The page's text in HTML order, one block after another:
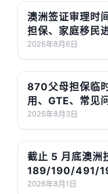
澳洲签证审理时
担保、家庭移民
2026年8月6日
870父母担保临
用、GTE、常见
2026年8月3日
截止 5 月底澳洲
189/190/491/
2026年8月1日